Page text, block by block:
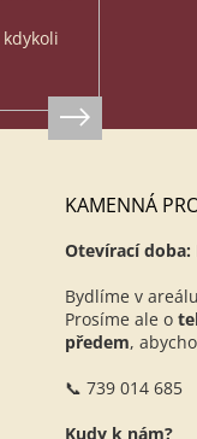
KAMENNÁ
Otevírací
Bydlíme v
Prosíme ale o
předem,
📞 739 014 685
Kudy k nám?